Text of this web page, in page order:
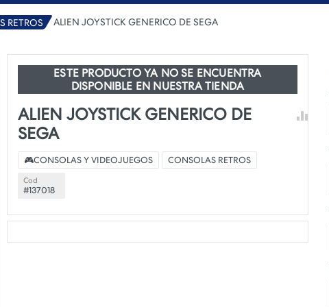
RETROS ALIEN JOYSTICK GENERICO DE SEGA
ESTE PRODUCTO YA NO SE ENCUENTRA
DISPONIBLE EN NUESTRA TIENDA
ALIEN JOYSTICK GENERICO DE
SEGA
🎮CONSOLAS Y VIDEOJUEGOS CONSOLAS RETROS
Cod
#137018